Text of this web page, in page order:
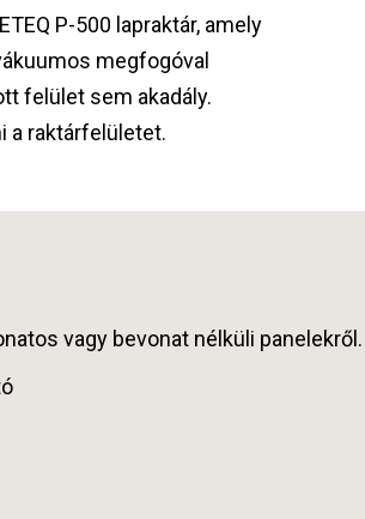
P-500 lapraktár, amely
megfogóval
felület sem akadály.
a raktárfelületet.
vagy bevonat nélküli panelekről.